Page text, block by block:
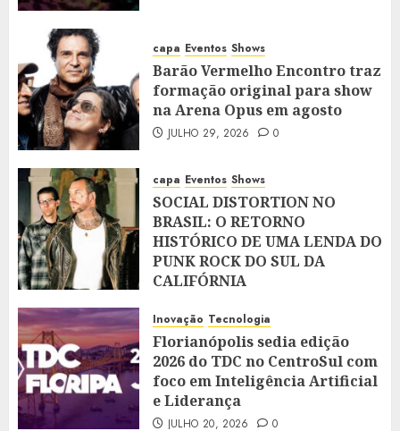
capa Eventos Shows
Barão Vermelho Encontro traz
formação original para show
na Arena Opus em agosto
JULHO 29, 2026 0
capa Eventos Shows
SOCIAL DISTORTION NO
BRASIL: O RETORNO
HISTÓRICO DE UMA LENDA DO
PUNK ROCK DO SUL DA
CALIFÓRNIA
Inovação Tecnologia
Florianópolis sedia edição
2026 do TDC no CentroSul com
foco em Inteligência Artificial
e Liderança
JULHO 20, 2026 0